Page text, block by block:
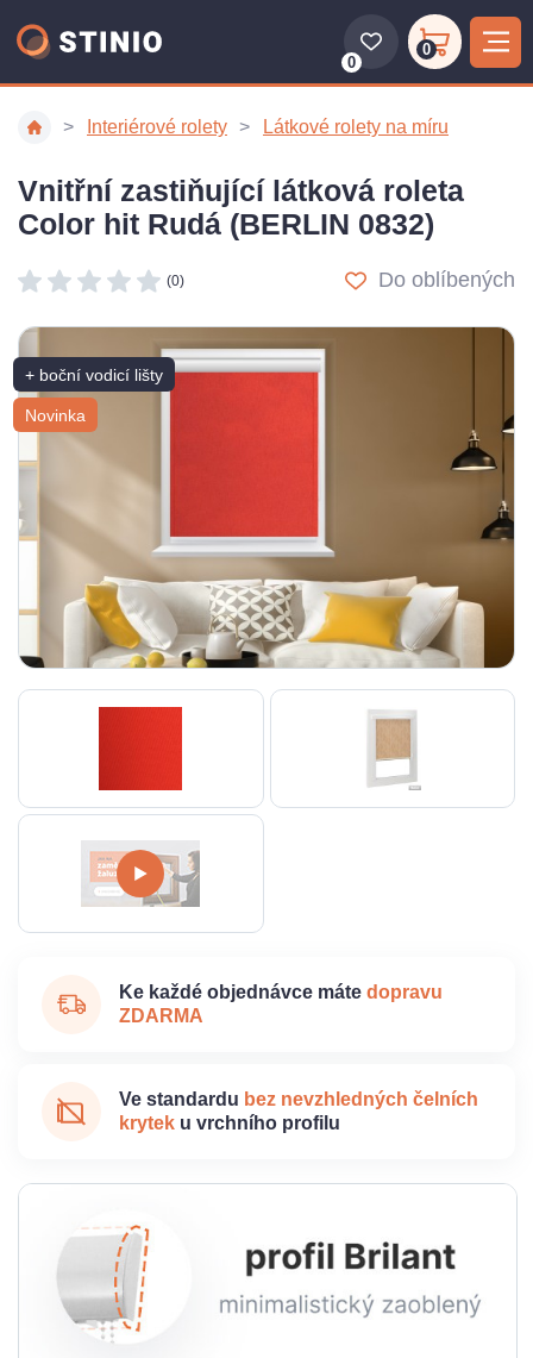
0
0
Interiérové rolety Látkové rolety na míru
Vnitřní zastiňující látková roleta
Color hit Rudá (BERLIN 0832)
(0) Do oblíbených
+ boční vodicí lišty
Novinka
Ke každé objednávce máte dopravu
ZDARMA
Ve standardu bez nevzhledných čelních
krytek u vrchního profilu